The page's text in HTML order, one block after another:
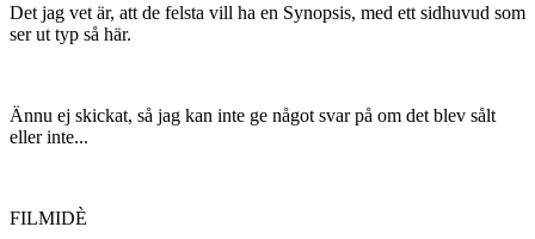
Det jag vet är, att de felsta vill ha en Synopsis, med ett sidhuvud som
ser ut typ så här.
Ännu ej skickat, så jag kan inte ge något svar på om det blev sålt
eller inte...
FILMIDÈ